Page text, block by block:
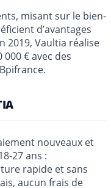
misant sur le bien-
d’avantages
2019, Vaultia réalise
000 € avec des
nouveaux et
27 ans :
rapide et sans
aucun frais de